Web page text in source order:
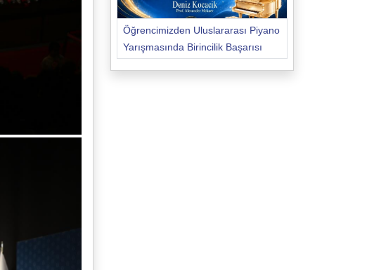
Öğrencimizden Uluslararası Piyano
Yarışmasında Birincilik Başarısı